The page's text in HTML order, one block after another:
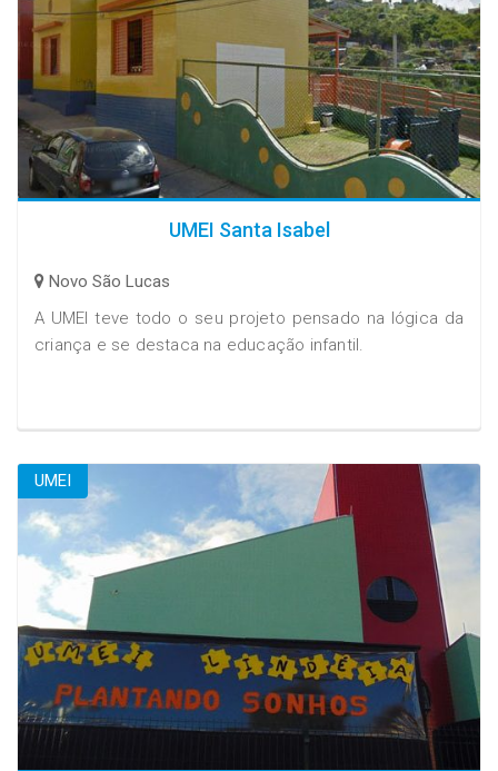
UMEI Santa Isabel
Novo São Lucas
A UMEI teve todo o seu projeto pensado na lógica da
criança e se destaca na educação infantil.
UMEI